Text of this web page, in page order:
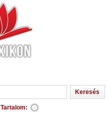
Tartalom: